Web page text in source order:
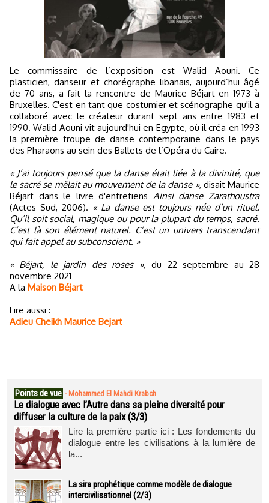
Le commissaire de l’exposition est Walid Aouni. Ce
plasticien, danseur et chorégraphe libanais, aujourd’hui âgé
de 70 ans, a fait la rencontre de Maurice Béjart en 1973 à
Bruxelles. C'est en tant que costumier et scénographe qu'il a
collaboré avec le créateur durant sept ans entre 1983 et
1990. Walid Aouni vit aujourd'hui en Egypte, où il créa en 1993
la première troupe de danse contemporaine dans le pays
des Pharaons au sein des Ballets de l’Opéra du Caire.
« J’ai toujours pensé que la danse était liée à la divinité, que
le sacré se mêlait au mouvement de la danse », disait Maurice
Béjart dans le livre d'entretiens Ainsi danse Zarathoustra
(Actes Sud, 2006). « La danse est toujours née d’un rituel.
Qu’il soit social, magique ou pour la plupart du temps, sacré.
C’est là son élément naturel. C’est un univers transcendant
qui fait appel au subconscient. »
« Béjart, le jardin des roses », du 22 septembre au 28
novembre 2021
A la Maison Béjart
Lire aussi :
Adieu Cheikh Maurice Bejart
Points de vue - Mohammed El Mahdi Krabch
Le dialogue avec l’Autre dans sa pleine diversité pour
diffuser la culture de la paix (3/3)
Lire la première partie ici : Les fondements du
dialogue entre les civilisations à la lumière de
la...
La sira prophétique comme modèle de dialogue
intercivilisationnel (2/3)